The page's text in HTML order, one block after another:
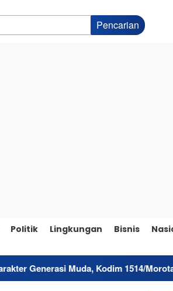
Pencarian
Politik Lingkungan Bisnis
Kodim 1514/Morotai Gelar